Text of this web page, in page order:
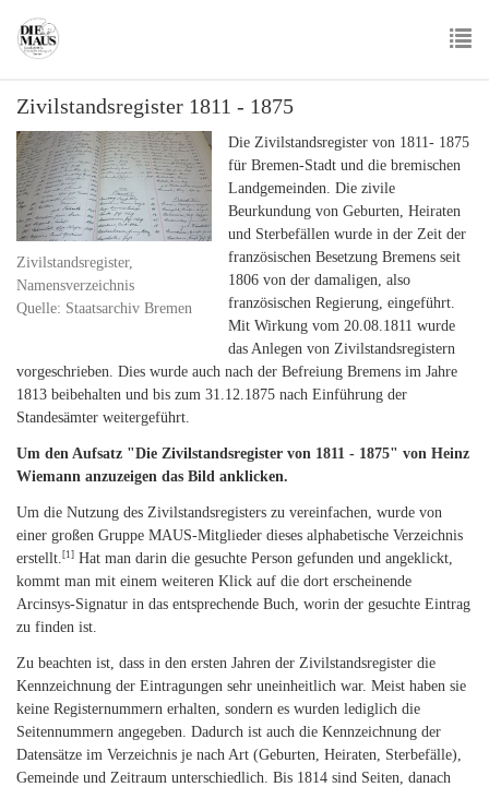
main
Zivilstandsregister 1811 - 1875
Zivilstandsregister,
Namensverzeichnis
Quelle: Staatsarchiv Bremen
Die Zivilstandsregister von 1811- 1875
für Bremen-Stadt und die bremischen
Landgemeinden. Die zivile
Beurkundung von Geburten, Heiraten
und Sterbefällen wurde in der Zeit der
französischen Besetzung Bremens seit
1806 von der damaligen, also
französischen Regierung, eingeführt.
Mit Wirkung vom 20.08.1811 wurde
das Anlegen von Zivilstandsregistern
vorgeschrieben. Dies wurde auch nach der Befreiung Bremens im Jahre
1813 beibehalten und bis zum 31.12.1875 nach Einführung der
Standesämter weitergeführt.
Um den Aufsatz "Die Zivilstandsregister von 1811 - 1875" von Heinz
Wiemann anzuzeigen das Bild anklicken.
Um die Nutzung des Zivilstandsregisters zu vereinfachen, wurde von
einer großen Gruppe MAUS-Mitglieder dieses alphabetische Verzeichnis
erstellt. [1] Hat man darin die gesuchte Person gefunden und angeklickt,
kommt man mit einem weiteren Klick auf die dort erscheinende
Arcinsys-Signatur in das entsprechende Buch, worin der gesuchte Eintrag
zu finden ist.
Zu beachten ist, dass in den ersten Jahren der Zivilstandsregister die
Kennzeichnung der Eintragungen sehr uneinheitlich war. Meist haben sie
keine Registernummern erhalten, sondern es wurden lediglich die
Seitennummern angegeben. Dadurch ist auch die Kennzeichnung der
Datensätze im Verzeichnis je nach Art (Geburten, Heiraten, Sterbefälle),
Gemeinde und Zeitraum unterschiedlich. Bis 1814 sind Seiten, danach